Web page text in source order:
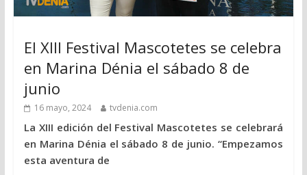
El XIII Festival Mascotetes se celebra
en Marina Dénia el sábado 8 de
junio
16 mayo, 2024 tvdenia.com
La XIII edición del Festival Mascotetes se celebrará
en Marina Dénia el sábado 8 de junio. “Empezamos
esta aventura de